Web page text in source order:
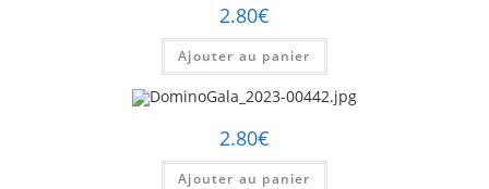
2.80€
Ajouter au panier
2.80€
Ajouter au panier